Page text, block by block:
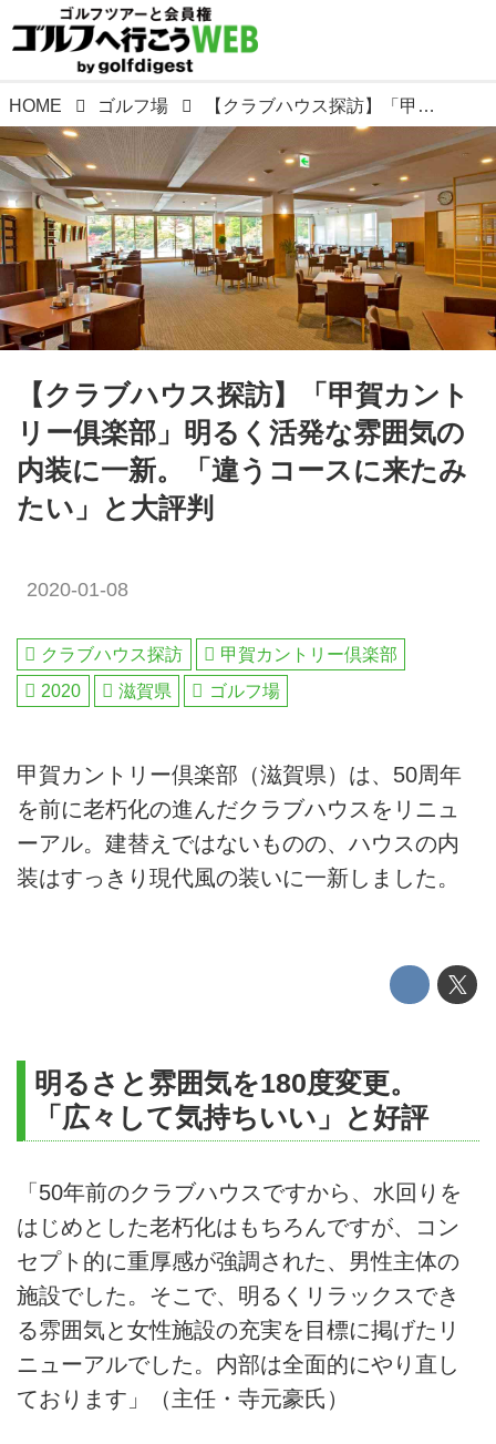
HOME ゴルフ場 【クラブハウス探訪】「甲賀カントリー俱楽部」明るく活発な雰囲気の内装に一新。「違うコースに来たみたい」と大評判
【クラブハウス探訪】「甲賀カント
リー俱楽部」明るく活発な雰囲気の
内装に一新。「違うコースに来たみ
たい」と大評判
2020-01-08
クラブハウス探訪
甲賀カントリー倶楽部
2020
滋賀県 ゴルフ場
甲賀カントリー倶楽部（滋賀県）は、50周年
を前に老朽化の進んだクラブハウスをリニュ
ーアル。建替えではないものの、ハウスの内
装はすっきり現代風の装いに一新しました。
明るさと雰囲気を180度変更。
「広々して気持ちいい」と好評
「50年前のクラブハウスですから、水回りを
はじめとした老朽化はもちろんですが、コン
セプト的に重厚感が強調された、男性主体の
施設でした。そこで、明るくリラックスでき
る雰囲気と女性施設の充実を目標に掲げたリ
ニューアルでした。内部は全面的にやり直し
ております」（主任・寺元豪氏）